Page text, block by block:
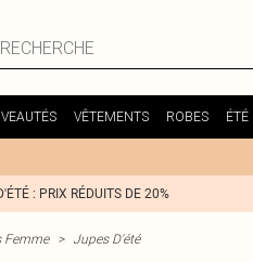
VÊTEMENTS ROBES ÉTÉ
: PRIX RÉDUITS DE 20%
Femme > Jupes D'été